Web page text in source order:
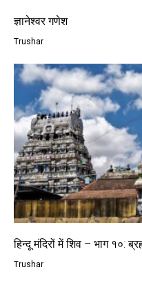
ज्ञानेश्वर गणेश
Trushar
हिन्दू मंदिरों में शिव – भाग १०:
Trushar